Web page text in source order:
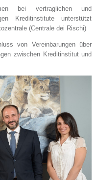
bei vertraglichen und
Kreditinstitute unterstützt
(Centrale dei Rischi)
von Vereinbarungen über
zwischen Kreditinstitut und